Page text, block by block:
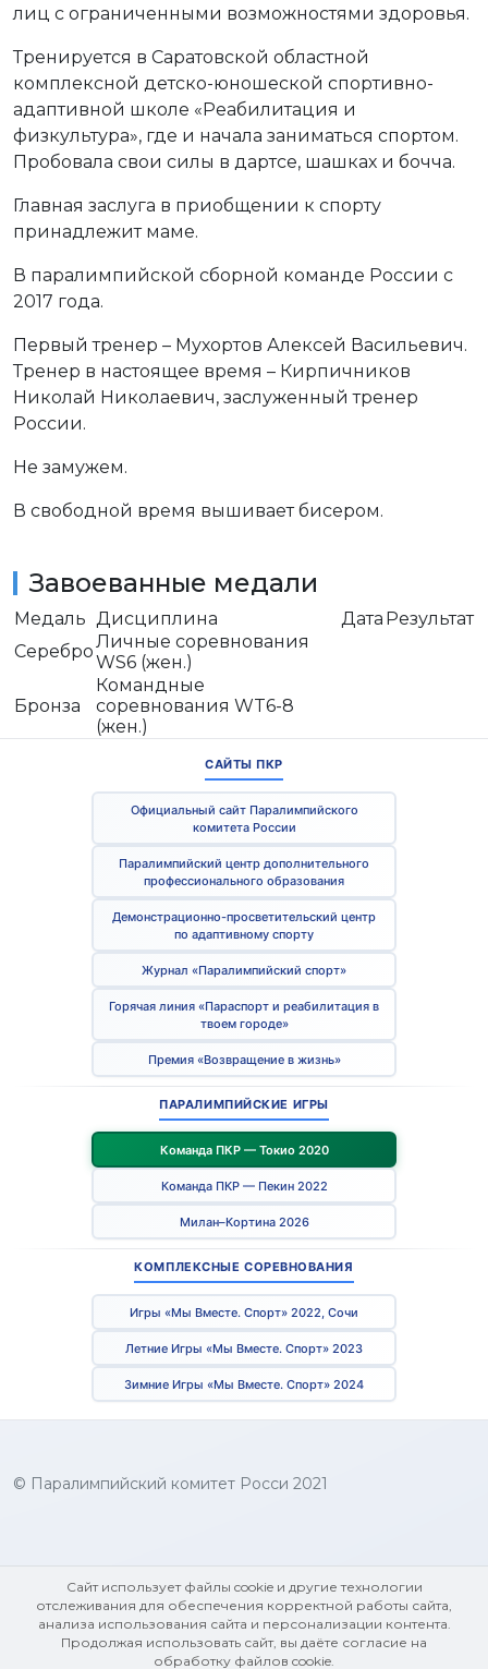
лиц с ограниченными возможностями здоровья.
Тренируется в Саратовской областной
комплексной детско-юношеской спортивно-
адаптивной школе «Реабилитация и
физкультура», где и начала заниматься спортом.
Пробовала свои силы в дартсе, шашках и бочча.
Главная заслуга в приобщении к спорту
принадлежит маме.
В паралимпийской сборной команде России с
2017 года.
Первый тренер – Мухортов Алексей Васильевич.
Тренер в настоящее время – Кирпичников
Николай Николаевич, заслуженный тренер
России.
Не замужем.
В свободной время вышивает бисером.
Завоеванные медали
Медаль Дисциплина Дата Результат
СереброЛичные соревнования
WS6 (жен.)
Бронза
Командные
соревнования WT6-8
(жен.)
САЙТЫ ПКР
Официальный сайт Паралимпийского
комитета России
Паралимпийский центр дополнительного
профессионального образования
Демонстрационно-просветительский центр
по адаптивному спорту
Журнал «Паралимпийский спорт»
Горячая линия «Параспорт и реабилитация в
твоем городе»
Премия «Возвращение в жизнь»
ПАРАЛИМПИЙСКИЕ ИГРЫ
Команда ПКР — Токио 2020
Команда ПКР — Пекин 2022
Милан–Кортина 2026
КОМПЛЕКСНЫЕ СОРЕВНОВАНИЯ
Игры «Мы Вместе. Спорт» 2022, Сочи
Летние Игры «Мы Вместе. Спорт» 2023
Зимние Игры «Мы Вместе. Спорт» 2024
© Паралимпийский комитет Росси 2021
Сайт использует файлы cookie и другие технологии
отслеживания для обеспечения корректной работы сайта,
анализа использования сайта и персонализации контента.
Продолжая использовать сайт, вы даёте согласие на
обработку файлов cookie.